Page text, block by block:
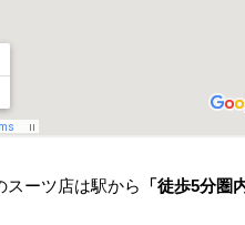
スーツ店は駅から 「徒歩5分圏